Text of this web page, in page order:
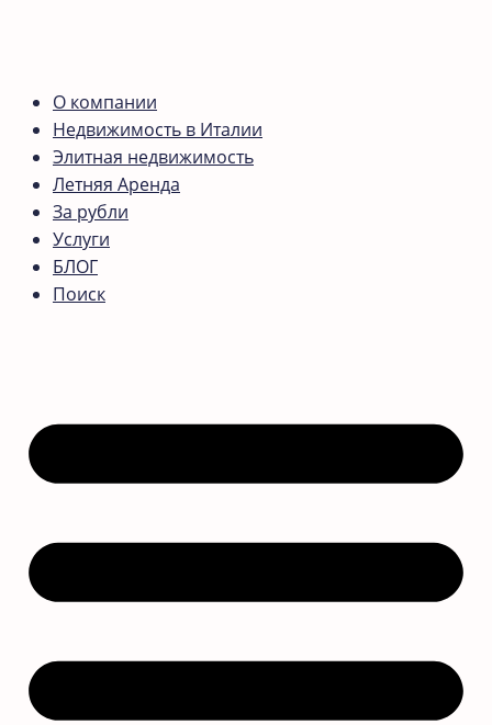
О компании
Недвижимость в Италии
Элитная недвижимость
Летняя Аренда
За рубли
Услуги
БЛОГ
Поиск